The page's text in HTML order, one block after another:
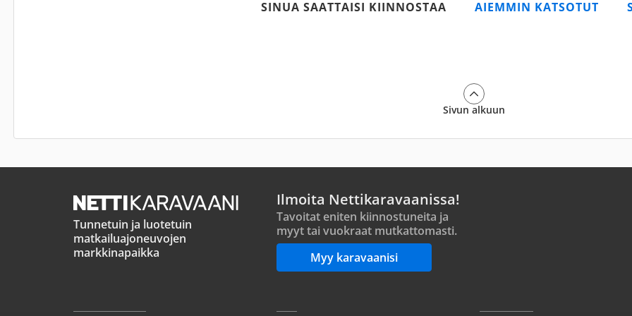
SINUA SAATTAISI KIINNOSTAA AIEMMIN KATSOTUT
Sivun alkuun
Tunnetuin ja luotetuin
matkailuajoneuvojen
markkinapaikka
Ilmoita Nettikaravaanissa!
Tavoitat eniten kiinnostuneita ja
myyt tai vuokraat mutkattomasti.
Myy karavaanisi